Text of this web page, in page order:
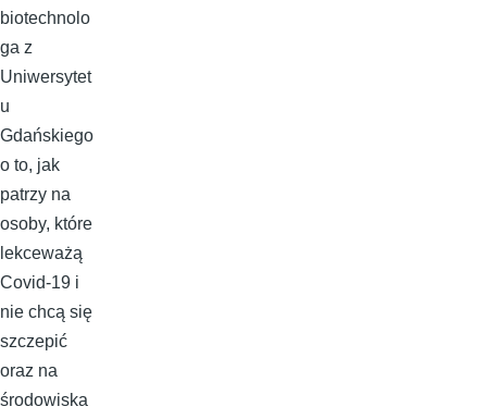
biotechnolo
ga z
Uniwersytet
u
Gdańskiego
o to, jak
patrzy na
osoby, które
lekceważą
Covid-19 i
nie chcą się
szczepić
oraz na
środowiska